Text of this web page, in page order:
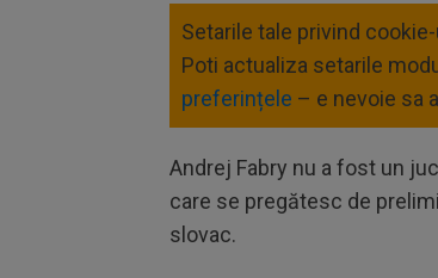
Setarile tale privind
Poti actualiza setarile
preferințele – e nevoie sa
Andrej Fabry nu a fost un
care se pregătesc de
slovac.